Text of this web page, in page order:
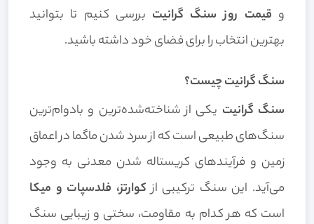
و قیمت روز سنگ گرانیت بررسی کنیم تا بتوانید
بهترین انتخاب را برای فضای خود داشته باشید.
سنگ گرانیت چیست؟
سنگ گرانیت یکی از شناخته‌شده‌ترین و بادوام‌ترین
سنگ‌های طبیعی است که از سرد شدن ماگما در اعماق
زمین و فرآیندهای کریستاله شدن معدنی به وجود
می‌آید. این سنگ ترکیبی ازکوارتز، فلدسپات و میکا
است که هر کدام به مقاومت، سختی و زیبایی سنگ